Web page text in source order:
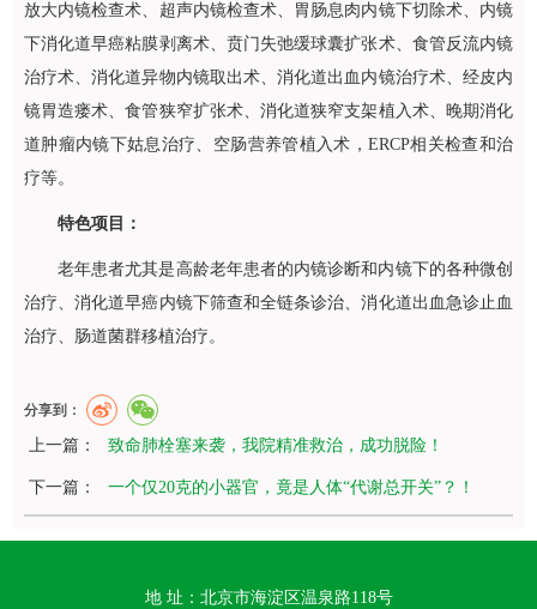
放大内镜检查术、超声内镜检查术、胃肠息肉内镜下切除术、内镜
下消化道早癌粘膜剥离术、贲门失弛缓球囊扩张术、食管反流内镜
治疗术、消化道异物内镜取出术、消化道出血内镜治疗术、经皮内
镜胃造瘘术、食管狭窄扩张术、消化道狭窄支架植入术、晚期消化
道肿瘤内镜下姑息治疗、空肠营养管植入术，ERCP相关检查和治
疗等。
特色项目：
老年患者尤其是高龄老年患者的内镜诊断和内镜下的各种微创
治疗、消化道早癌内镜下筛查和全链条诊治、消化道出血急诊止血
治疗、肠道菌群移植治疗。
分享到：
上一篇： 致命肺栓塞来袭，我院精准救治，成功脱险！
下一篇： 一个仅20克的小器官，竟是人体“代谢总开关”？！
地 址：北京市海淀区温泉路118号